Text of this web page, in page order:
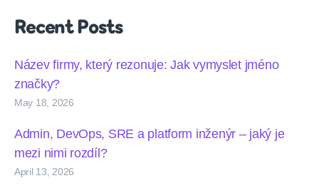
Recent Posts
Název firmy, který rezonuje: Jak vymyslet jméno
značky?
May 18, 2026
Admin, DevOps, SRE a platform inženýr – jaký je
mezi nimi rozdíl?
April 13, 2026